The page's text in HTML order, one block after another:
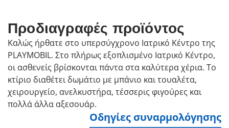
Προδιαγραφές προϊόντος
Καλώς ήρθατε στο υπερσύγχρονο Ιατρικό Κέντρο της
PLAYMOBIL. Στο πλήρως εξοπλισμένο Ιατρικό Κέντρο,
οι ασθενείς βρίσκονται πάντα στα καλύτερα χέρια. Το
κτίριο διαθέτει δωμάτιο με μπάνιο και τουαλέτα,
χειρουργείο, ανελκυστήρα, τέσσερις φιγούρες και
πολλά άλλα αξεσουάρ.
Οδηγίες συναρμολόγησης